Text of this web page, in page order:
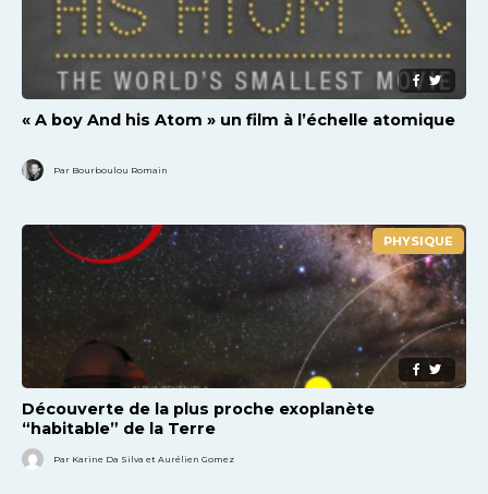
« A boy And his Atom » un film à l’échelle atomique
Par Bourboulou Romain
PHYSIQUE
Découverte de la plus proche exoplanète
“habitable” de la Terre
Par Karine Da Silva et Aurélien Gomez